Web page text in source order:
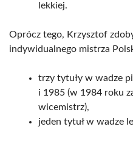
lekkiej.
Oprócz tego, Krzysztof
indywidualnego mistrza
trzy tytuły w wadze
i 1985 (w 1984 roku
wicemistrz),
jeden tytuł w wadze